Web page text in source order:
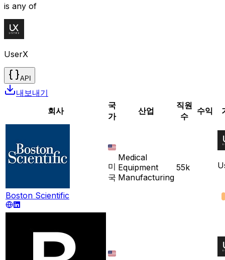
is any of
UserX
API
내보내기
회사
국
가
산업
직원
수
수익
Boston Scientific
미
국
Medical
Equipment
Manufacturing
55k